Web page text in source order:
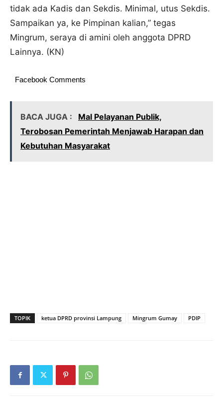
tidak ada Kadis dan Sekdis. Minimal, utus Sekdis.
Sampaikan ya, ke Pimpinan kalian,” tegas
Mingrum, seraya di amini oleh anggota DPRD
Lainnya. (KN)
Facebook Comments
BACA JUGA :
Mal Pelayanan Publik,
Terobosan Pemerintah Menjawab Harapan dan
Kebutuhan Masyarakat
TOPIK ketua DPRD provinsi Lampung Mingrum Gumay PDIP